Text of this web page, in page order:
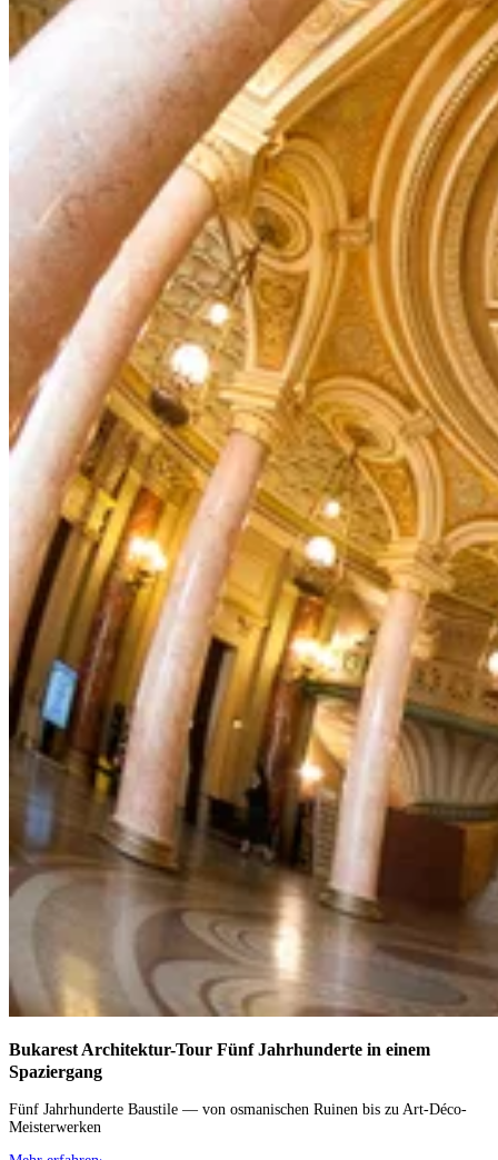
Bukarest Architektur-Tour Fünf Jahrhunderte in einem
Spaziergang
Fünf Jahrhunderte Baustile — von osmanischen Ruinen bis zu Art-Déco-
Meisterwerken